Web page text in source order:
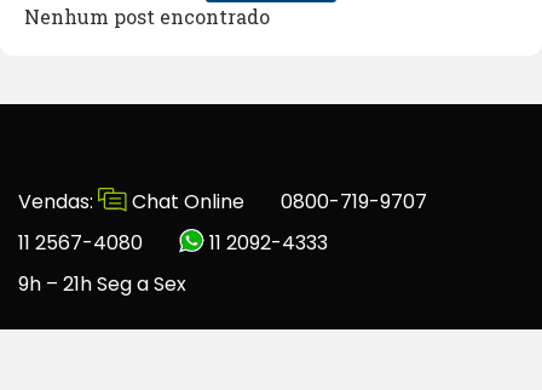
Nenhum post encontrado
Vendas: Chat Online
0800-719-9707
11 2567-4080
11 2092-4333
9h – 21h Seg a Sex